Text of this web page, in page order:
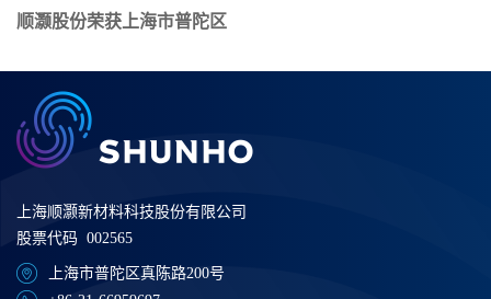
顺灏股份荣获上海市普陀区
上海顺灏新材料科技股份有限公司
股票代码 002565
上海市普陀区真陈路200号